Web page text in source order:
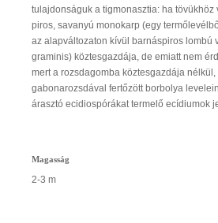
tulajdonságuk a tigmonasztia: ha
piros, savanyú monokarp (egy
az alapváltozaton kívül barnáspiros lombú
graminis) köztesgazdája, de emiatt nem
mert a rozsdagomba köztesgazdája
gabonarozsdával fertőzött borbolya
árasztó ecidiospórákat termelő ecídiumok
Magasság
2-3 m